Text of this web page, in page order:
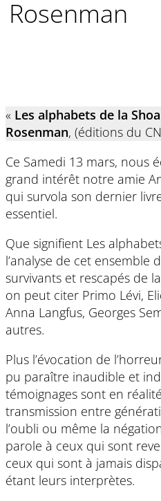
Rosenman
« Les alphabets de la
Rosenman, (éditions du
Ce Samedi 13 mars, nous
grand intérêt notre amie
qui survola son dernier
essentiel.
Que signifient Les
l’analyse de cet ensemble
survivants et rescapés de
on peut citer Primo Lévi,
Anna Langfus, Georges
autres.
Plus l’évocation de
pu paraître inaudible et
témoignages sont en
transmission entre
l’oubli ou même la
parole à ceux qui sont
ceux qui sont à jamais
étant leurs interprètes.